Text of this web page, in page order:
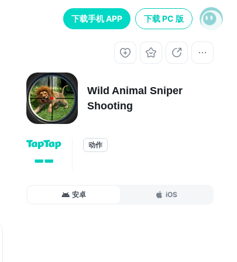
下载手机 APP 下载 PC 版
Wild Animal Sniper
Shooting
--
动作
安卓 iOS